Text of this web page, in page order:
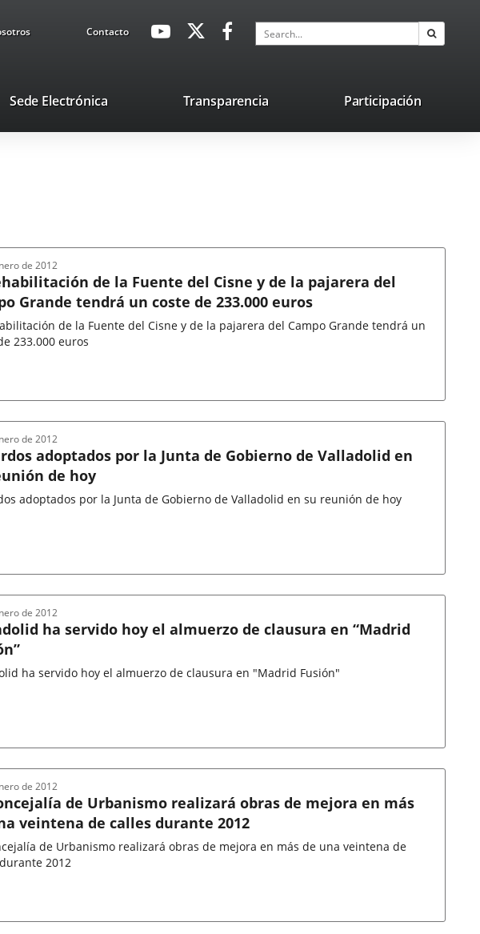
ContactoavaHeaderSocial
Link
Link
application.
application.
Search
Sede ElectrónicaLink
external
Transparencia Participación
de la Fuente del Cisne y de la pajarera del
Grande tendrá un coste de 233.000 euros
de la Fuente del Cisne y de la pajarera del Campo Grande tendrá un
233.000 euros
de 2012
adoptados por la Junta de Gobierno de Valladolid en
de hoy
adoptados por la Junta de Gobierno de Valladolid en su reunión de hoy
de 2012
ha servido hoy el almuerzo de clausura en “Madrid
ha servido hoy el almuerzo de clausura en "Madrid Fusión"
de 2012
de Urbanismo realizará obras de mejora en más
veintena de calles durante 2012
de Urbanismo realizará obras de mejora en más de una veintena de
2012
de 2012